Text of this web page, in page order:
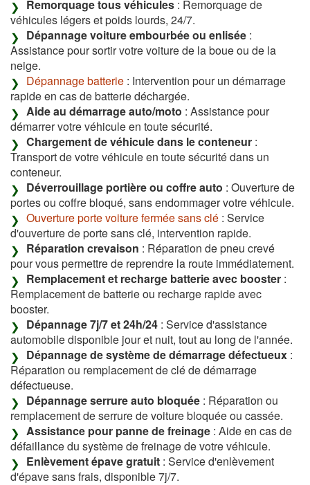
Remorquage tous véhicules : Remorquage de
véhicules légers et poids lourds, 24/7.
Dépannage voiture embourbée ou enlisée :
Assistance pour sortir votre voiture de la boue ou de la
neige.
Dépannage batterie : Intervention pour un démarrage
rapide en cas de batterie déchargée.
Aide au démarrage auto/moto : Assistance pour
démarrer votre véhicule en toute sécurité.
Chargement de véhicule dans le conteneur :
Transport de votre véhicule en toute sécurité dans un
conteneur.
Déverrouillage portière ou coffre auto : Ouverture de
portes ou coffre bloqué, sans endommager votre véhicule.
Ouverture porte voiture fermée sans clé : Service
d'ouverture de porte sans clé, intervention rapide.
Réparation crevaison : Réparation de pneu crevé
pour vous permettre de reprendre la route immédiatement.
Remplacement et recharge batterie avec booster :
Remplacement de batterie ou recharge rapide avec
booster.
Dépannage 7j/7 et 24h/24 : Service d'assistance
automobile disponible jour et nuit, tout au long de l'année.
Dépannage de système de démarrage défectueux :
Réparation ou remplacement de clé de démarrage
défectueuse.
Dépannage serrure auto bloquée : Réparation ou
remplacement de serrure de voiture bloquée ou cassée.
Assistance pour panne de freinage : Aide en cas de
défaillance du système de freinage de votre véhicule.
Enlèvement épave gratuit : Service d'enlèvement
d'épave sans frais, disponible 7j/7.